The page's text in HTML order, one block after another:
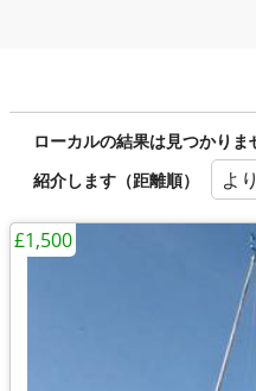
ローカルの結果は見つかり
紹介します（距離順）
よ
£1,500